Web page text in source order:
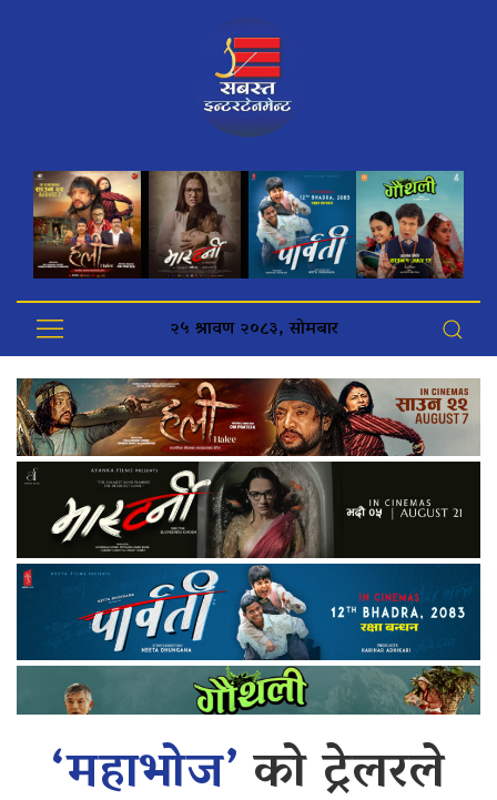
२५ श्रावण २०८३, सोमबार
‘महाभोज’को ट्रेलरले